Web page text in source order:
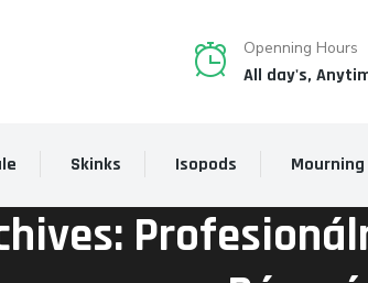
Openning Hours
All day's,
Skinks Isopods Mourning